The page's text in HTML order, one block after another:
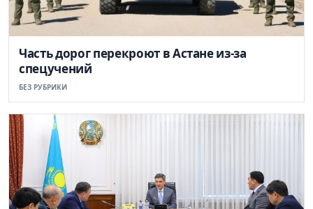
Часть дорог перекроют в Астане из-за
спецучений
БЕЗ РУБРИКИ